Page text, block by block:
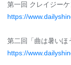
第一回 クレイジー
https://
第二回「曲は暑いほ
https://